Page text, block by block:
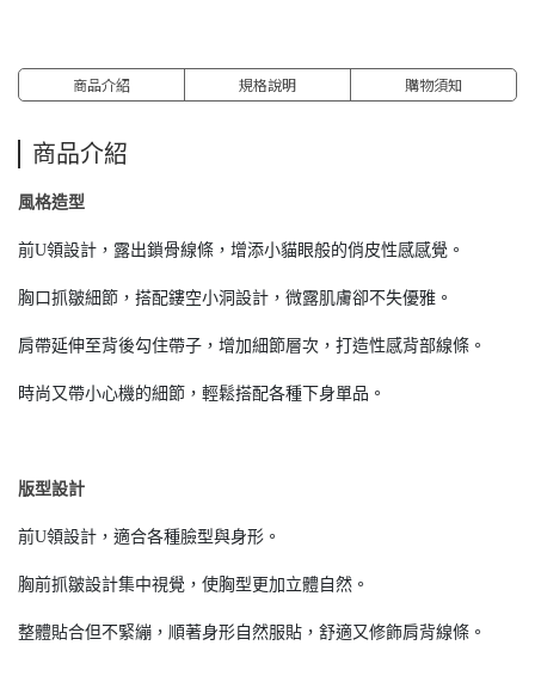
商品介紹 規格說明 購物須知
商品介紹
風格造型
前U領設計，露出鎖骨線條，增添小貓眼般的俏皮性感感覺。
胸口抓皺細節，搭配鏤空小洞設計，微露肌膚卻不失優雅。
肩帶延伸至背後勾住帶子，增加細節層次，打造性感背部線條。
時尚又帶小心機的細節，輕鬆搭配各種下身單品。
版型設計
前U領設計，適合各種臉型與身形。
胸前抓皺設計集中視覺，使胸型更加立體自然。
整體貼合但不緊繃，順著身形自然服貼，舒適又修飾肩背線條。